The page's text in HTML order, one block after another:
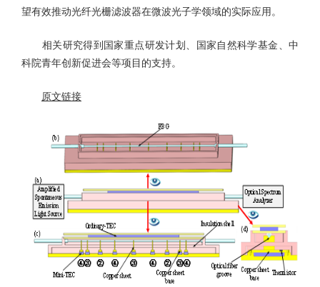
望有效推动光纤光栅滤波器在微波光子学领域的实际应用。
相关研究得到国家重点研发计划、国家自然科学基金、中
科院青年创新促进会等项目的支持。
原文链接